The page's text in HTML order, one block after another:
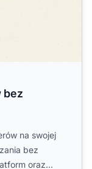
bez
na swojej
bez
oraz